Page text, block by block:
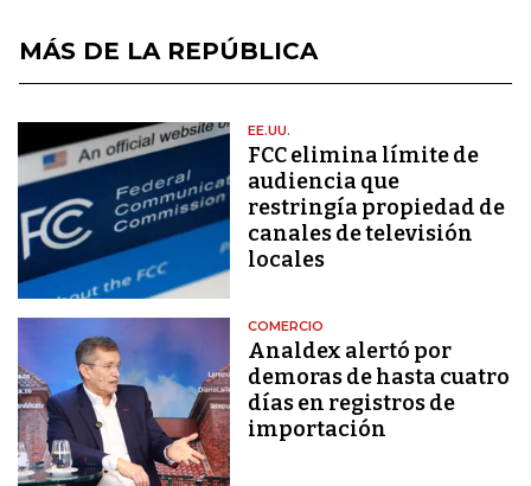
MÁS DE LA REPÚBLICA
EE.UU.
FCC elimina límite de
audiencia que
restringía propiedad de
canales de televisión
locales
COMERCIO
Analdex alertó por
demoras de hasta cuatro
días en registros de
importación